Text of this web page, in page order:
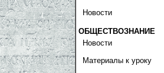
Новости
ОБЩЕСТВОЗНАНИЕ
Новости
Материалы к уроку